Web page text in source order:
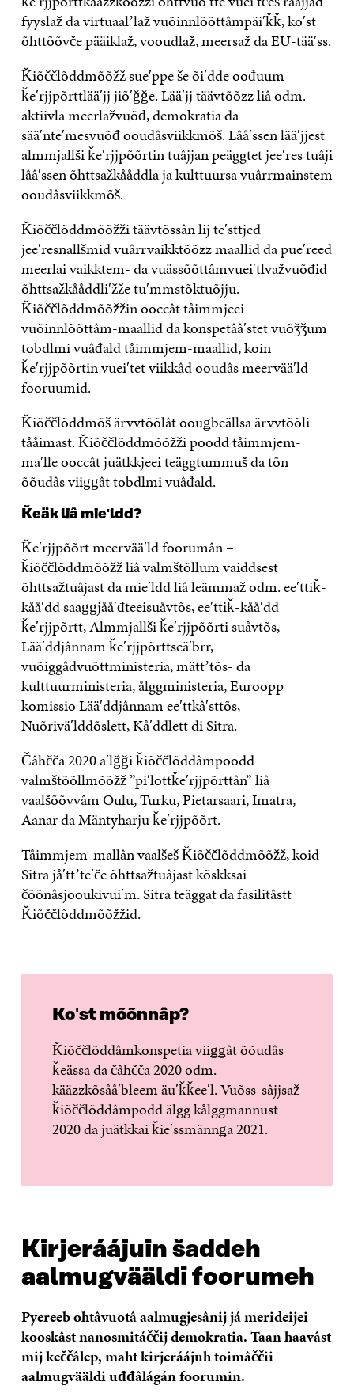
fyyslaž da virtuaalʼlaž vuõinnlõõttâmpäiʹǩǩ, koʹst
õhttõõvče pääiklaž, vooudlaž, meersaž da EU-tääʹss.
Ǩiõččlõddmõõžž sueʹppe še õiʹdde oođuum
ǩeʹrjjpõrttlääʹjj jiõʹǧǧe. Lääʹjj täävtõõzz liâ odm.
aktiivla meerlažvuõđ, demokratia da
sääʹnteʹmesvuõđ ooudâsviikkmõš. Lââʹssen lääʹjjest
almmjallši ǩeʹrjjpõõrtin tuâjjan peäggtet jeeʹres tuâji
lââʹssen õhttsažkååddla ja kulttuursa vuârrmainstem
ooudâsviikkmõš.
Ǩiõččlõddmõõžži täävtõssân lij teʹsttjed
jeeʹresnallšmid vuârrvaikktõõzz maallid da pueʹreed
meerlai vaikktem- da vuässõõttâmvueiʹtlvažvuõđid
õhttsažkååddliʹžže tuʹmmstõktuõjju.
Ǩiõččlõddmõõžžin ooccât tåimmjeei
vuõinnlõõttâm-maallid da konspetââʹstet vuõǯǯum
tobdlmi vuâđald tåimmjem-maallid, koin
ǩeʹrjjpõõrtin vueiʹtet viikkâd ooudâs meervääʹld
fooruumid.
Ǩiõččlõddmõš ärvvtõõlât oouǥbeällsa ärvvtõõli
tååimast. Ǩiõččlõddmõõžži poodd tåimmjem-
maʹlle ooccât juätkkjeei teäggtummuš da tõn
õõudâs viiǥǥât tobdlmi vuâđald.
Ǩeäk liâ mieʹldd?
Ǩeʹrjjpõõrt meervääʹld foorumân –
ǩiõččlõddmõõžž liâ valmštõllum vaiddsest
õhttsažtuâjast da mieʹldd liâ leämmaž odm. eeʹttiǩ-
kååʹdd saaǥǥjååʹđteeisuåvtõs, eeʹttiǩ-kååʹdd
ǩeʹrjjpõrtt, Almmjallši ǩeʹrjjpõõrti suåvtõs,
Lääʹddjânnam ǩeʹrjjpõrttseäʹbrr,
vuõiggâdvuõttministeria, mättʼtõs- da
kulttuurministeria, ålggministeria, Euroopp
komissio Lääʹddjânnam eeʹttkâʹsttõs,
Nuõriväʹlddõslett, Kåʹddlett di Sitra.
Čâhčča 2020 aʹlǧǧi ǩiõččlõddâmpoodd
valmštõõllmõõžž ”piʹlottǩeʹrjjpõrttân” liâ
vaalšõõvvâm Oulu, Turku, Pietarsaari, Imatra,
Aanar da Mäntyharju ǩeʹrjjpõõrt.
Tåimmjem-mallân vaalšeš Ǩiõččlõddmõõžž, koid
Sitra jåʹttʼteʹče õhttsažtuâjast kõskksai
čõõnâsjooukivuiʹm. Sitra teäggat da fasilitâstt
Ǩiõččlõddmõõžžid.
Koʹst mõõnnâp?
Ǩiõččlõddâmkonspetia viiǥǥât õõudâs
ǩeässa da čâhčča 2020 odm.
kääzzkõsååʹbleem äuʹǩǩeeʹl. Vuõss-sâjjsaž
ǩiõččlõddâmpodd älgg kålggmannust
2020 da juätkkai ǩieʹssmännǥa 2021.
Kirjeráájuin šaddeh
aalmugvääldi foorumeh
Pyereeb ohtâvuotâ aalmugjesânij já merideijei
kooskâst nanosmitáččij demokratia. Taan haavâst
mij keččâlep, maht kirjeráájuh toimâččii
aalmugvääldi uđđâlágán foorumin.